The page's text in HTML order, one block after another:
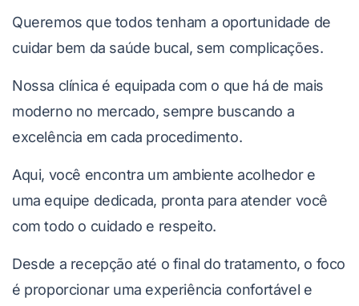
Queremos que todos tenham a oportunidade de
cuidar bem da saúde bucal, sem complicações.
Nossa clínica é equipada com o que há de mais
moderno no mercado, sempre buscando a
excelência em cada procedimento.
Aqui, você encontra um ambiente acolhedor e
uma equipe dedicada, pronta para atender você
com todo o cuidado e respeito.
Desde a recepção até o final do tratamento, o foco
é proporcionar uma experiência confortável e